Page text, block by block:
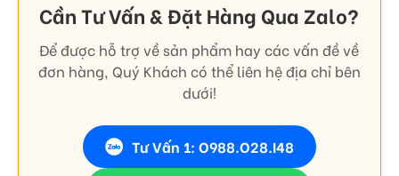
Cần Tư Vấn & Đặt Hàng Qua Zalo?
Để được hỗ trợ về sản phẩm hay các vấn đề về
đơn hàng, Quý Khách có thể liên hệ địa chỉ bên
dưới!
Tư Vấn 1: O988.O28.I48